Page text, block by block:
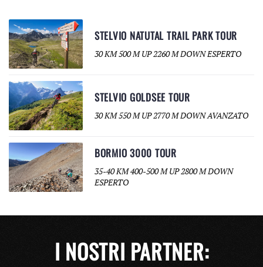
STELVIO NATUTAL TRAIL PARK TOUR
30 KM 500 M UP 2260 M DOWN ESPERTO
STELVIO GOLDSEE TOUR
30 KM 550 M UP 2770 M DOWN AVANZATO
BORMIO 3000 TOUR
35-40 KM 400-500 M UP 2800 M DOWN
ESPERTO
I NOSTRI PARTNER: